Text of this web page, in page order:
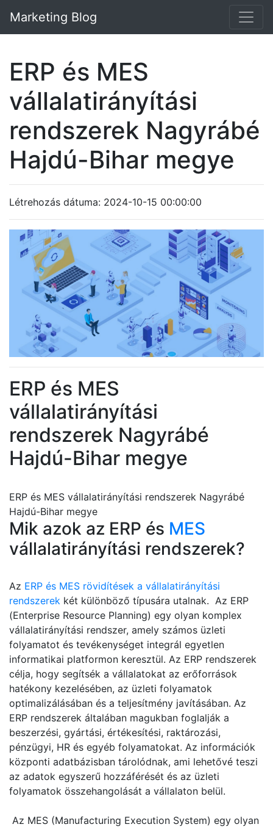
Marketing Blog
ERP és MES
vállalatirányítási
rendszerek Nagyrábé
Hajdú-Bihar megye
Létrehozás dátuma: 2024-10-15 00:00:00
ERP és MES
vállalatirányítási
rendszerek Nagyrábé
Hajdú-Bihar megye
ERP és MES vállalatirányítási rendszerek Nagyrábé
Hajdú-Bihar megye
Mik azok az ERP és MES
vállalatirányítási rendszerek?
Az ERP és MES rövidítések a vállalatirányítási
rendszerek két különböző típusára utalnak. Az ERP
(Enterprise Resource Planning) egy olyan komplex
vállalatirányítási rendszer, amely számos üzleti
folyamatot és tevékenységet integrál egyetlen
informatikai platformon keresztül. Az ERP rendszerek
célja, hogy segítsék a vállalatokat az erőforrások
hatékony kezelésében, az üzleti folyamatok
optimalizálásában és a teljesítmény javításában. Az
ERP rendszerek általában magukban foglalják a
beszerzési, gyártási, értékesítési, raktározási,
pénzügyi, HR és egyéb folyamatokat. Az információk
központi adatbázisban tárolódnak, ami lehetővé teszi
az adatok egyszerű hozzáférését és az üzleti
folyamatok összehangolását a vállalaton belül.
Az MES (Manufacturing Execution System) egy olyan